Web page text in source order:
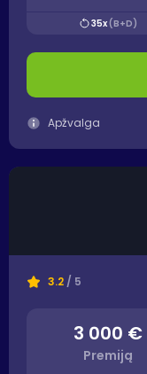
35x(B+D)
Apžvalga
3.2 / 5
3 000 €
Premiją